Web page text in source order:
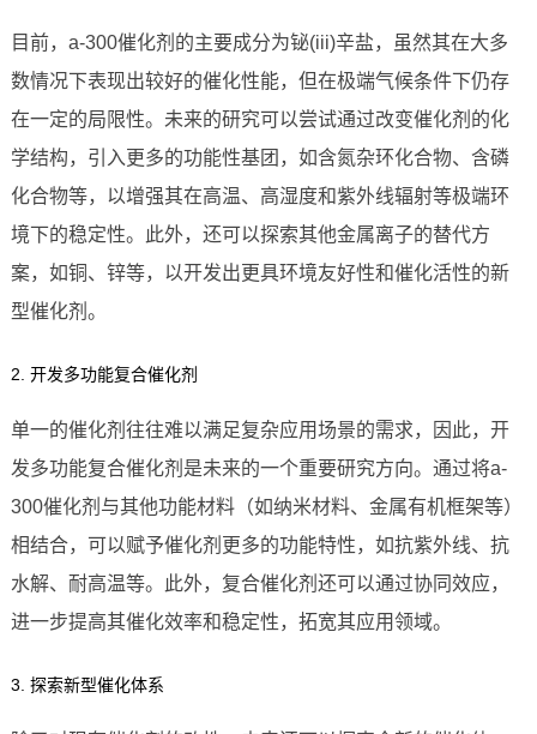
目前，a-300催化剂的主要成分为铋(iii)辛盐，虽然其在大多
数情况下表现出较好的催化性能，但在极端气候条件下仍存
在一定的局限性。未来的研究可以尝试通过改变催化剂的化
学结构，引入更多的功能性基团，如含氮杂环化合物、含磷
化合物等，以增强其在高温、高湿度和紫外线辐射等极端环
境下的稳定性。此外，还可以探索其他金属离子的替代方
案，如铜、锌等，以开发出更具环境友好性和催化活性的新
型催化剂。
2. 开发多功能复合催化剂
单一的催化剂往往难以满足复杂应用场景的需求，因此，开
发多功能复合催化剂是未来的一个重要研究方向。通过将a-
300催化剂与其他功能材料（如纳米材料、金属有机框架等）
相结合，可以赋予催化剂更多的功能特性，如抗紫外线、抗
水解、耐高温等。此外，复合催化剂还可以通过协同效应，
进一步提高其催化效率和稳定性，拓宽其应用领域。
3. 探索新型催化体系